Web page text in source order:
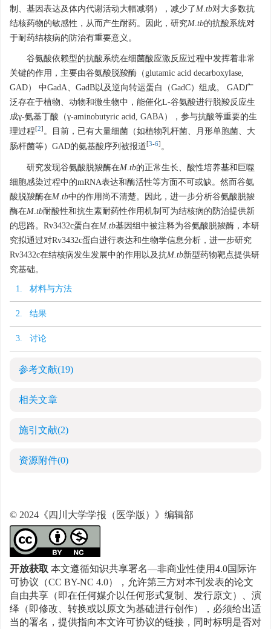
制、基因表达及体内代谢活动大幅减弱），减少了M.tb对大多数抗
结核药物的敏感性，从而产生耐药。因此，研究M.tb的抗酸系统对
于耐药结核病的防治有重要意义。
谷氨酸依赖型的抗酸系统在细菌酸应激反应过程中发挥着非常
关键的作用，主要由谷氨酸脱羧酶（glutamic acid decarboxylase,
GAD） 中GadA、GadB以及逆向转运蛋白（GadC）组成。 GAD广
泛存在于植物、动物和微生物中，能催化L-谷氨酸进行脱羧反应生
成γ-氨基丁酸（γ-aminobutyric acid, GABA），参与抗酸等重要的生
理过程[2] 。目前，已有大量细菌（如植物乳杆菌、月形单胞菌、大
肠杆菌等）GAD的氨基酸序列被报道[3-6] 。
研究发现谷氨酸脱羧酶在M.tb的正常生长、酸性培养基和巨噬
细胞感染过程中的mRNA表达和酶活性等方面不可或缺。然而谷氨
酸脱羧酶在M.tb中的作用尚不清楚。因此，进一步分析谷氨酸脱羧
酶在M.tb耐酸性和抗生素耐药性作用机制可为结核病的防治提供新
的思路。Rv3432c蛋白在M.tb基因组中被注释为谷氨酸脱羧酶，本研
究拟通过对Rv3432c蛋白进行表达和生物学信息分析，进一步研究
Rv3432c在结核病发生发展中的作用以及抗M.tb新型药物靶点提供研
究基础。
1. 材料与方法
2. 结果
3. 讨论
参考文献(19)
相关文章
施引文献(2)
资源附件(0)
© 2024《四川大学学报（医学版）》编辑部
开放获取本文遵循知识共享署名—非商业性使用4.0国际许
可协议（CC BY-NC 4.0），允许第三方对本刊发表的论文
自由共享（即在任何媒介以任何形式复制、发行原文）、演
绎（即修改、转换或以原文为基础进行创作），必须给出适
当的署名，提供指向本文许可协议的链接，同时标明是否对